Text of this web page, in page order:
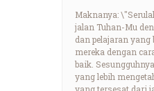
Maknanya:
jalan Tuhan-Mu
dan pelajaran yang
mereka dengan
baik.
yang lebih
yang tersesat dari